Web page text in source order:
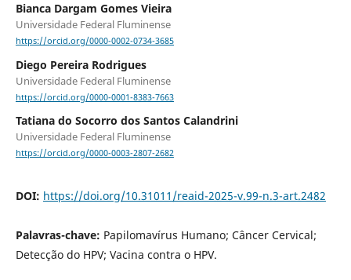
Bianca Dargam Gomes Vieira
Universidade Federal Fluminense
https://orcid.org/0000-0002-0734-3685
Diego Pereira Rodrigues
Universidade Federal Fluminense
https://orcid.org/0000-0001-8383-7663
Tatiana do Socorro dos Santos Calandrini
Universidade Federal Fluminense
https://orcid.org/0000-0003-2807-2682
DOI: https://doi.org/10.31011/reaid-2025-v.99-n.3-art.2482
Palavras-chave: Papilomavírus Humano; Câncer Cervical;
Detecção do HPV; Vacina contra o HPV.